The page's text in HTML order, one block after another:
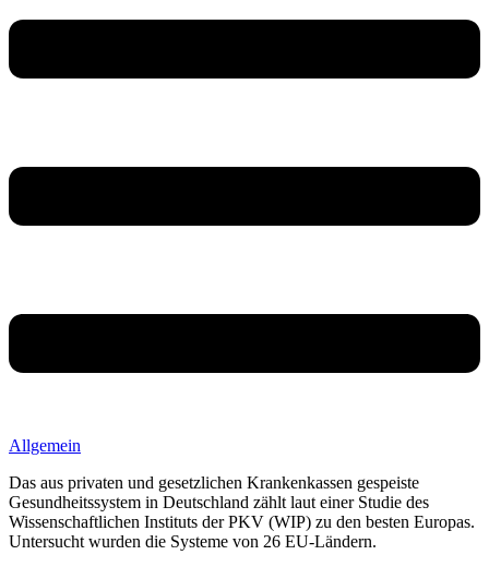
Allgemein
Das aus privaten und gesetzlichen Krankenkassen gespeiste
Gesundheitssystem in Deutschland zählt laut einer Studie des
Wissenschaftlichen Instituts der PKV (WIP) zu den besten Europas.
Untersucht wurden die Systeme von 26 EU-Ländern.